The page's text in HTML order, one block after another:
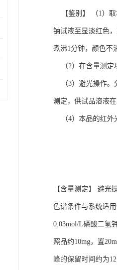
【鉴别】 （1）取
钠试液至显淡红色
煮沸1分钟，颜色不
（2）在含量测定
（3）避光操作。
测定，供试品溶液
（4）本品的红外
【含量测定】 避光
色谱条件与系统适
0.03mol/L磷酸二氢
照品约10mg，置
峰的保留时间约为